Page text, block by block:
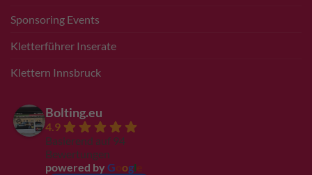
Sponsoring Events
Kletterführer Inserate
Klettern Innsbruck
Bolting.eu
4.9
Basierend auf 94
Bewertungen
powered by G ogl